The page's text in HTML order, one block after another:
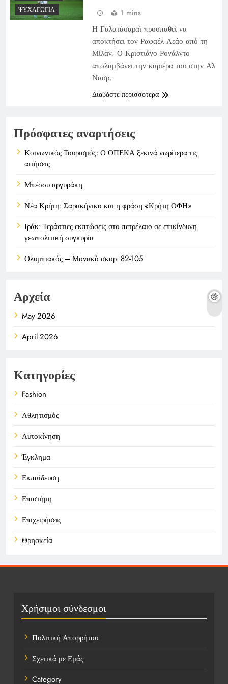
ΨΥΧΑΓΩΓΊΑ
1 mins
Η Γαλατάσαραϊ προσπαθεί να
αποκτήσει τον Ραφαέλ Λεάο από τη
Μίλαν. Ο Κριστιάνο Ρονάλντο
απολαμβάνει την καριέρα του στην Αλ
Νασρ.
Διαβάστε περισσότερα
Πρόσφατες αναρτήσεις
Κοινωνικός Τουρισμός: Ο ΟΠΕΚΑ ξεκινά νωρίτερα τις
αιτήσεις
Μπέσσυ αργυράκη
Νέα Κρήτη: Σαρακήνικο και η φράση «Κρήτη ΟΦΗ»
Ιράκ: Τεράστιες εκπτώσεις στο πετρέλαιο σε επικίνδυνη
γεωπολιτική συγκυρία
Ολυμπιακός – Μονακό σκορ: 82-105
Αρχεία
May 2026
April 2026
Κατηγορίες
Fashion
Αθλητισμός
Αυτοκίνηση
Έγκλημα
Εκπαίδευση
Επιστήμη
Επιχειρήσεις
Θρησκεία
Πολιτική
Υγεία
Χρήσιμοι σύνδεσμοι
Πολιτική Απορρήτου
Σχετικά με Εμάς
Category